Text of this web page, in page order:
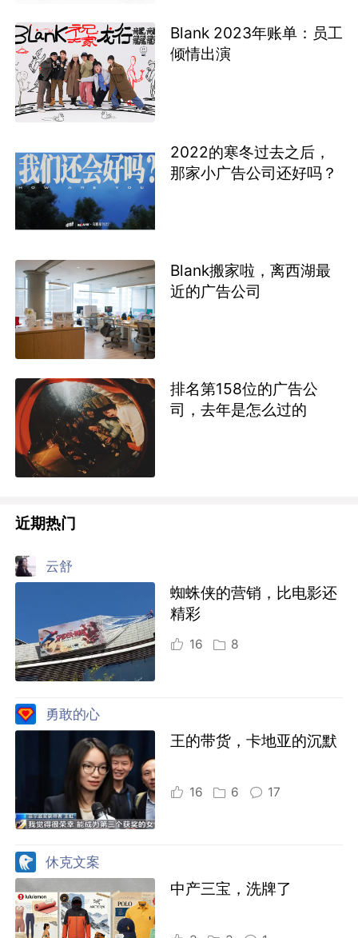
Blank 2023年账单：员工
倾情出演
2022的寒冬过去之后，
那家小广告公司还好吗？
Blank搬家啦，离西湖最
近的广告公司
排名第158位的广告公
司，去年是怎么过的
近期热门
云舒
蜘蛛侠的营销，比电影还
精彩
16 8
勇敢的心
王的带货，卡地亚的沉默
16 6 17
休克文案
中产三宝，洗牌了